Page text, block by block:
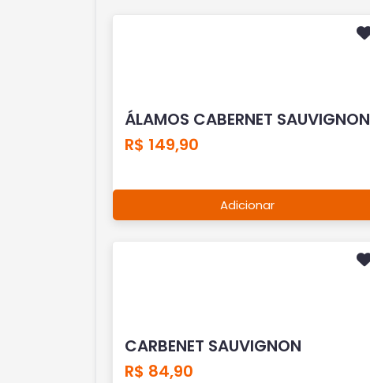
ÁLAMOS CABERNET SAUVIGNON
R$ 149,90
Adicionar
CARBENET SAUVIGNON
R$ 84,90